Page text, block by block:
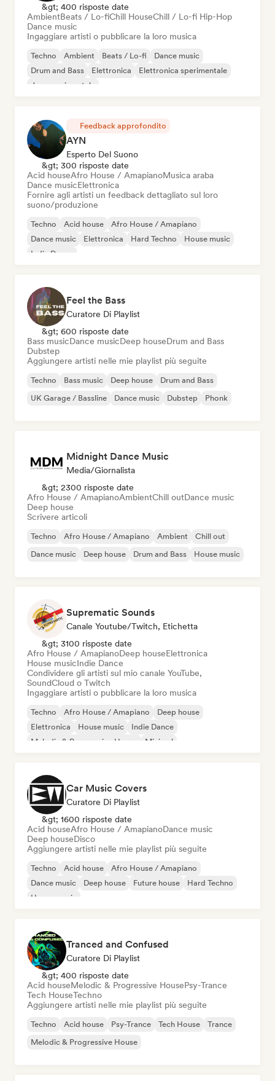
&gt; 400 risposte date
AmbientBeats / Lo-fiChill HouseChill / Lo-fi Hip-Hop
Dance music
Ingaggiare artisti o pubblicare la loro musica
Techno Ambient Beats / Lo-fi
Dance music
Drum and Bass
Elettronica
Elettronica sperimentale
Jazz sperimentale
Feedback approfondito
AYN
Esperto Del Suono
&gt; 300 risposte date
Acid houseAfro House / AmapianoMusica araba
Dance musicElettronica
Fornire agli artisti un feedback dettagliato sul loro
suono/produzione
Techno Acid house
Afro House / Amapiano
Dance music
Elettronica Hard Techno
House music
Indie Dance
Feel the Bass
Curatore Di Playlist
&gt; 600 risposte date
Bass musicDance musicDeep houseDrum and Bass
Dubstep
Aggiungere artisti nelle mie playlist più seguite
Techno Bass music Deep house
Drum and Bass
UK Garage / Bassline
Dance music Dubstep Phonk
Midnight Dance Music
Media/Giornalista
&gt; 2300 risposte date
Afro House / AmapianoAmbientChill outDance music
Deep house
Scrivere articoli
Techno Afro House / Amapiano Ambient
Chill out
Dance music
Deep house Drum and Bass House music
Suprematic Sounds
Canale Youtube/Twitch, Etichetta
&gt; 3100 risposte date
Afro House / AmapianoDeep houseElettronica
House musicIndie Dance
Condividere gli artisti sul mio canale YouTube,
SoundCloud o Twitch
Ingaggiare artisti o pubblicare la loro musica
Techno Afro House / Amapiano
Deep house
Elettronica
House music
Indie Dance
Melodic & Progressive House
Minimal
Car Music Covers
Curatore Di Playlist
&gt; 1600 risposte date
Acid houseAfro House / AmapianoDance music
Deep houseDisco
Aggiungere artisti nelle mie playlist più seguite
Techno Acid house
Afro House / Amapiano
Dance music
Deep house Future house
Hard Techno
House music
Tranced and Confused
Curatore Di Playlist
&gt; 400 risposte date
Acid houseMelodic & Progressive HousePsy-Trance
Tech HouseTechno
Aggiungere artisti nelle mie playlist più seguite
Techno Acid house Psy-Trance Tech House
Trance
Melodic & Progressive House